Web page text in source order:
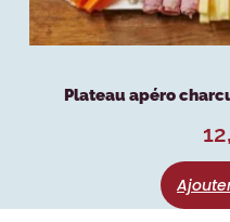
Plateau apéro